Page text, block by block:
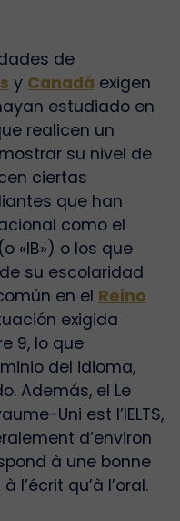
de
y Canadá exigen
estudiado en
realicen un
su nivel de
ciertas
que han
como el
«IB») o los que
su escolaridad
en el Reino
exigida
9, lo que
del idioma,
Además, el Le
Uni est l’IELTS,
d’environ
à une bonne
qu’à l’oral.